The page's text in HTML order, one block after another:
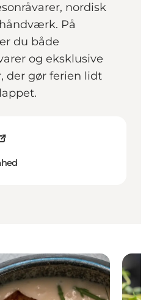
nordisk
På
du både
og eksklusive
der gør ferien lidt